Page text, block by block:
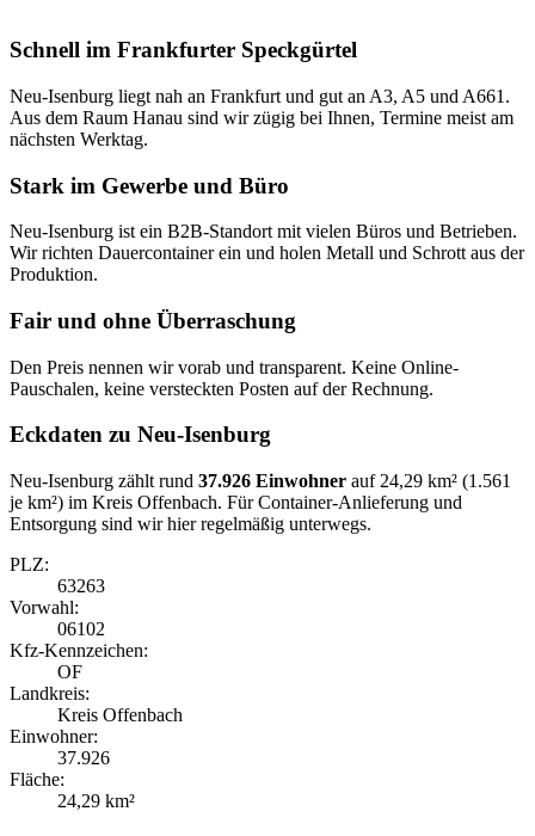
Schnell im Frankfurter Speckgürtel
Neu-Isenburg liegt nah an Frankfurt und gut an A3, A5 und A661.
Aus dem Raum Hanau sind wir zügig bei Ihnen, Termine meist am
nächsten Werktag.
Stark im Gewerbe und Büro
Neu-Isenburg ist ein B2B-Standort mit vielen Büros und Betrieben.
Wir richten Dauercontainer ein und holen Metall und Schrott aus der
Produktion.
Fair und ohne Überraschung
Den Preis nennen wir vorab und transparent. Keine Online-
Pauschalen, keine versteckten Posten auf der Rechnung.
Eckdaten zu Neu-Isenburg
Neu-Isenburg zählt rund 37.926 Einwohner auf 24,29 km² (1.561
je km²) im Kreis Offenbach. Für Container-Anlieferung und
Entsorgung sind wir hier regelmäßig unterwegs.
PLZ:
63263
Vorwahl:
06102
Kfz-Kennzeichen:
OF
Landkreis:
Kreis Offenbach
Einwohner:
37.926
Fläche:
24,29 km²